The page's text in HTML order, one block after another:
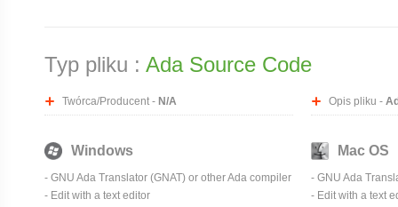
Typ pliku : Ada Source Code
Twórca/Producent - N/A Opis pliku -
Windows
- GNU Ada Translator (GNAT) or other Ada compiler
- Edit with a text editor
Mac OS
- GNU Ada
- Edit with a text